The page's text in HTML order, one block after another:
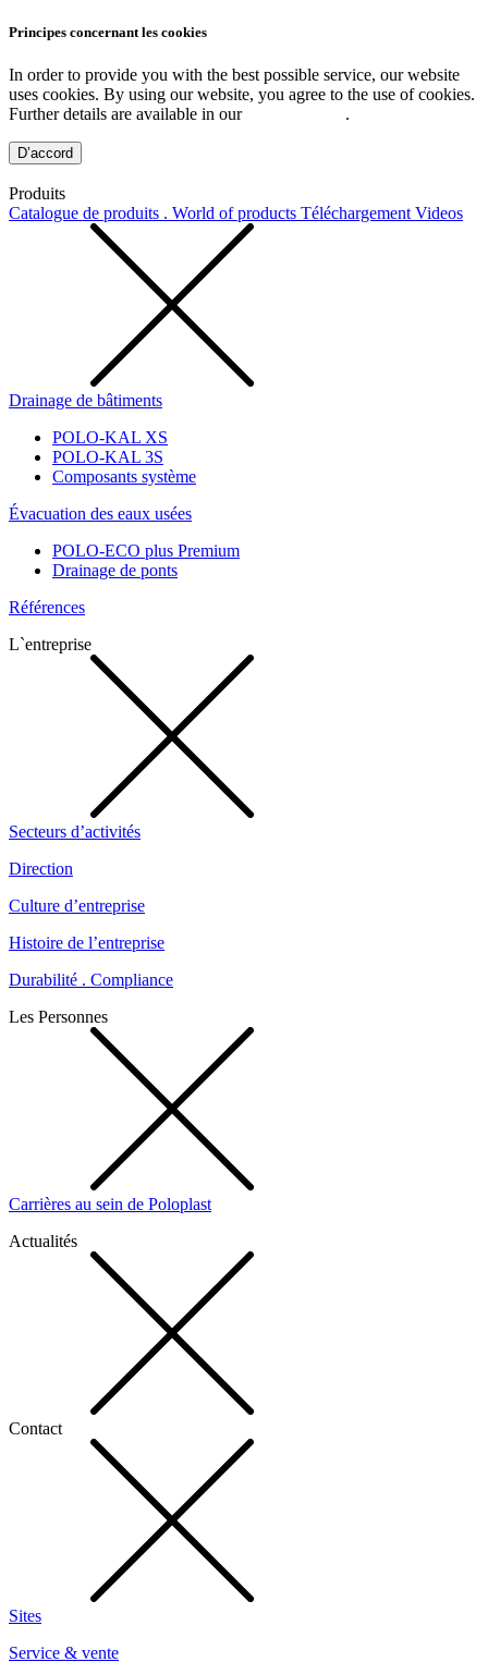
Principes concernant les cookies
In order to provide you with the best possible service, our website
uses cookies. By using our website, you agree to the use of cookies.
Further details are available in our
.
D’accord
Produits
Catalogue de produits . World of products Téléchargement Videos
Drainage de bâtiments
POLO-KAL XS
POLO-KAL 3S
Composants système
Évacuation des eaux usées
POLO-ECO plus Premium
Drainage de ponts
Références
L`entreprise
Secteurs d’activités
Direction
Culture d’entreprise
Histoire de l’entreprise
Durabilité . Compliance
Les Personnes
Carrières au sein de Poloplast
Actualités
Contact
Sites
Service & vente